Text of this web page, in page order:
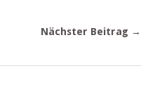
Nächster Beitrag →